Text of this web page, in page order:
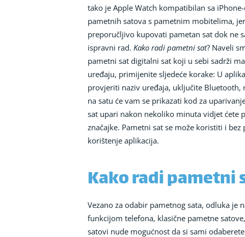
tako je Apple Watch kompatibilan sa
pametnih satova s pametnim mobitelima,
preporučljivo kupovati pametan sat dok ne
ispravni rad. Kako radi pametni sat? Naveli
pametni sat digitalni sat koji u sebi sadrži
uređaju, primijenite sljedeće korake: U
provjeriti naziv uređaja, uključite Bluetooth,
na satu će vam se prikazati kod za
sat upari nakon nekoliko minuta vidjet ćete
značajke. Pametni sat se može koristiti i
korištenje aplikacija.
Kako radi pametni
Vezano za odabir pametnog sata, odluka je
funkcijom telefona, klasične pametne
satovi nude mogućnost da si sami